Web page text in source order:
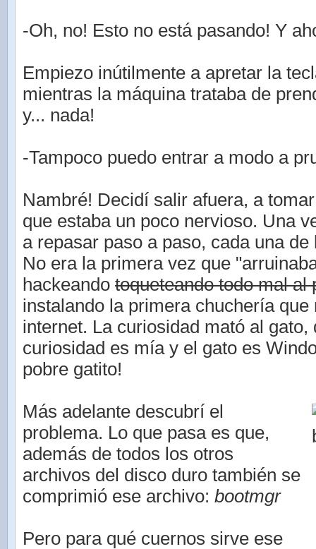
-Oh, no! Esto no está pasando! Y
Empiezo inútilmente a apretar la
mientras la máquina trataba de
y... nada!
-Tampoco puedo entrar a modo a
Nambré! Decidí salir afuera, a
que estaba un poco nervioso. Una
a repasar paso a paso, cada una
No era la primera vez que
hackeando toqueteando todo mal al
instalando la primera chuchería que
internet. La curiosidad mató al gato,
curiosidad es mía y el gato es
pobre gatito!
Más adelante descubrí el
problema. Lo que pasa es que,
además de todos los otros
archivos del disco duro también se
comprimió ese archivo: bootmgr
Pero para qué cuernos sirve ese